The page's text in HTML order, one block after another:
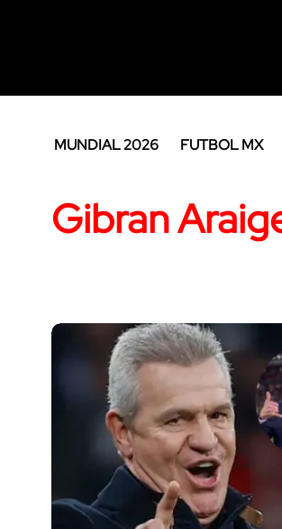
MUNDIAL 2026 FUTBOL MX
Gibran